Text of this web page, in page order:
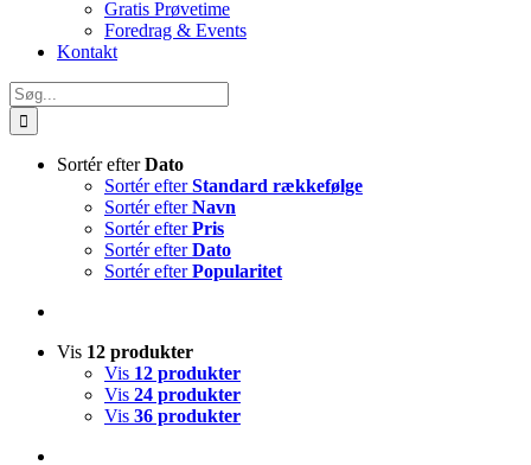
Gratis Prøvetime
Foredrag & Events
Kontakt
Søg
efter:
Sortér efterDato
Sortér efterStandard rækkefølge
Sortér efterNavn
Sortér efterPris
Sortér efterDato
Sortér efterPopularitet
Vis 12 produkter
Vis 12 produkter
Vis 24 produkter
Vis 36 produkter